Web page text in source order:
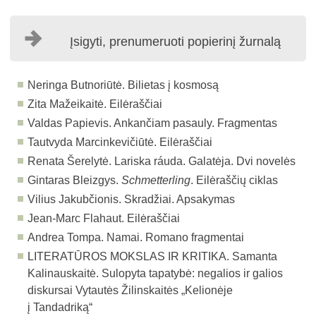
Įsigyti, prenumeruoti popierinį žurnalą
Neringa Butnoriūtė. Bilietas į kosmosą
Zita Mažeikaitė. Eilėraščiai
Valdas Papievis. Ankančiam pasauly. Fragmentas
Tautvyda Marcinkevičiūtė. Eilėraščiai
Renata Šerelytė. Lariska ráuda. Galatėja. Dvi novelės
Gintaras Bleizgys.Schmetterling. Eilėraščių ciklas
Vilius Jakubčionis. Skradžiai. Apsakymas
Jean-Marc Flahaut. Eilėraščiai
Andrea Tompa. Namai. Romano fragmentai
LITERATŪROS MOKSLAS IR KRITIKA. Samanta
Kalinauskaitė. Sulopyta tapatybė: negalios ir galios
diskursai Vytautės Žilinskaitės „Kelionėje
į Tandadriką“